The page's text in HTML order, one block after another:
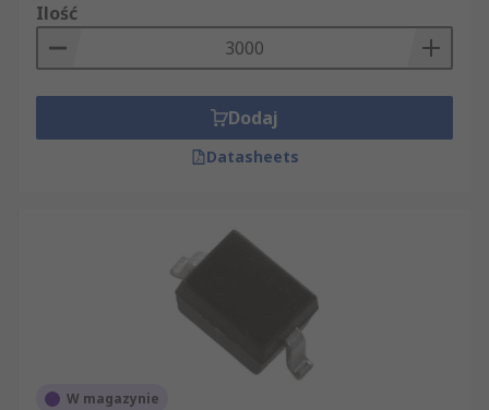
Ilość
Dodaj
Datasheets
W magazynie